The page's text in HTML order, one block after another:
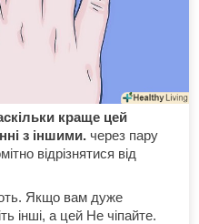
краще цей
з іншими. через пару
відрізнятися від
Якщо вам дуже
інші, а цей Не чіпайте.